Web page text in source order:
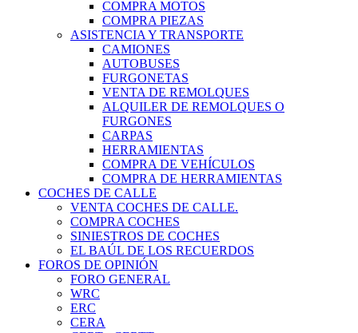
COMPRA MOTOS
COMPRA PIEZAS
ASISTENCIA Y TRANSPORTE
CAMIONES
AUTOBUSES
FURGONETAS
VENTA DE REMOLQUES
ALQUILER DE REMOLQUES O
FURGONES
CARPAS
HERRAMIENTAS
COMPRA DE VEHÍCULOS
COMPRA DE HERRAMIENTAS
COCHES DE CALLE
VENTA COCHES DE CALLE.
COMPRA COCHES
SINIESTROS DE COCHES
EL BAÚL DE LOS RECUERDOS
FOROS DE OPINIÓN
FORO GENERAL
WRC
ERC
CERA